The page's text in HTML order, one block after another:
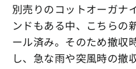
別売りのコットオーガナ
ンドもある中、こちらの
ール済み。そのため撤収
し、急な雨や突風時の撤